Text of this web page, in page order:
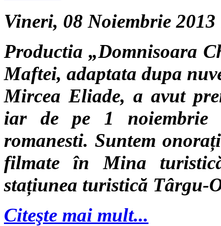
Vineri, 08 Noiembrie
Productia „Domnisoara
Maftei, adaptata dupa
Mircea Eliade, a avut
iar de pe 1 noiembrie
romanesti. Suntem
filmate în Mina
stațiunea turistică Târgu-
Citeşte mai mult...